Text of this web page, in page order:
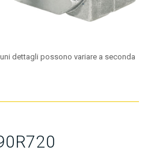
dettagli possono variare a seconda